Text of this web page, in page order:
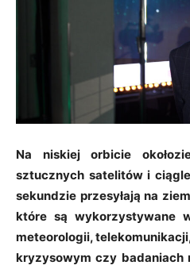
Na niskiej orbicie
sztucznych satelitów i
sekundzie przesyłają na
które są wykorzystywane
meteorologii,
kryzysowym czy badaniach